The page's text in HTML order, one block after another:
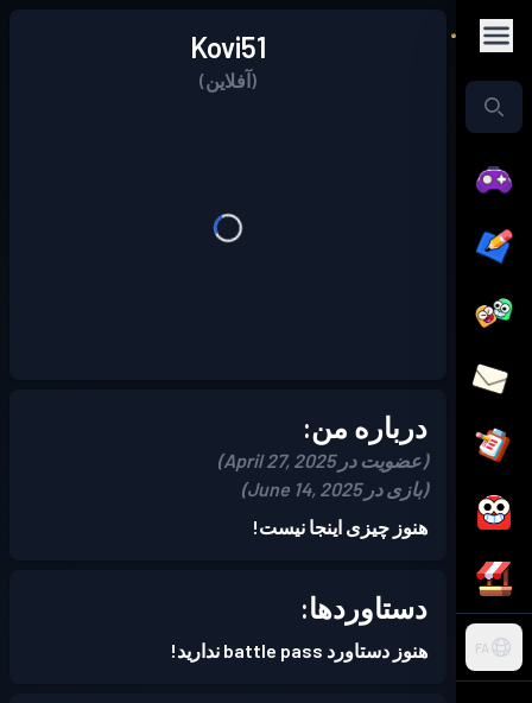
FA
Kovi51
(آفلاین)
درباره من:
(عضویت در April 27, 2025)
(بازی در June 14, 2025)
هنوز چیزی اینجا نیست!
دستاوردها:
هنوز دستاورد battle pass ندارید!